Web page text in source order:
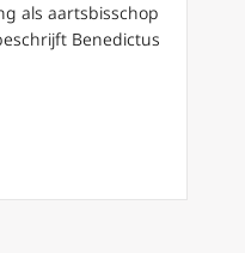
als aartsbisschop
Benedictus
over Benedictus XVI: